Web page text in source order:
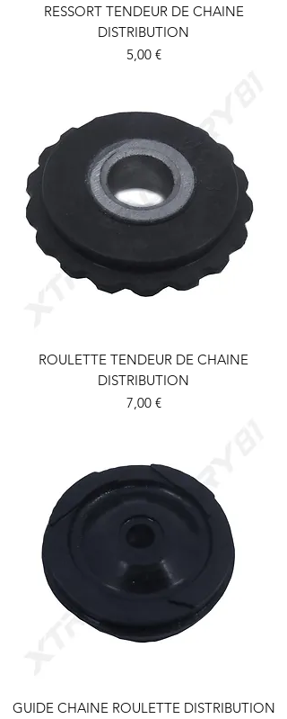
RESSORT TENDEUR DE CHAINE
DISTRIBUTION
Prix
5,00 €
ROULETTE TENDEUR DE CHAINE
DISTRIBUTION
Prix
7,00 €
GUIDE CHAINE ROULETTE DISTRIBUTION